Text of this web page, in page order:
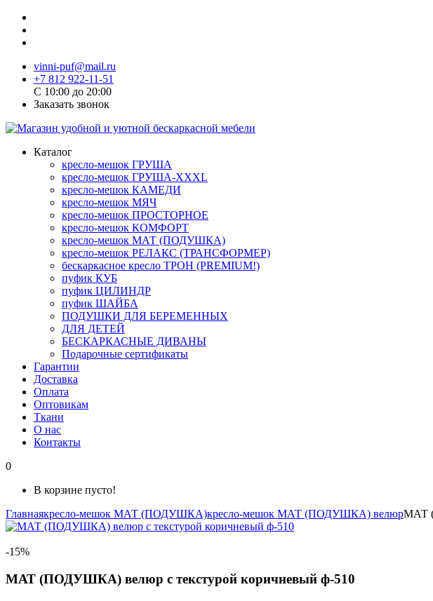
vinni-puf@mail.ru
+7 812 922-11-51
C 10:00 до 20:00
Заказать звонок
Каталог
кресло-мешок ГРУША
кресло-мешок ГРУША-XXXL
кресло-мешок КАМЕДИ
кресло-мешок МЯЧ
кресло-мешок ПРОСТОРНОЕ
кресло-мешок КОМФОРТ
кресло-мешок МАТ (ПОДУШКА)
кресло-мешок РЕЛАКС (ТРАНСФОРМЕР)
бескаркасное кресло ТРОН (PREMIUM!)
пуфик КУБ
пуфик ЦИЛИНДР
пуфик ШАЙБА
ПОДУШКИ ДЛЯ БЕРЕМЕННЫХ
ДЛЯ ДЕТЕЙ
БЕСКАРКАСНЫЕ ДИВАНЫ
Подарочные сертификаты
Гарантии
Доставка
Оплата
Оптовикам
Ткани
О нас
Контакты
0
В корзине пусто!
Главнаякресло-мешок МАТ (ПОДУШКА)кресло-мешок МАТ (ПОДУШКА) велюрМАТ
-15%
МАТ (ПОДУШКА) велюр с текстурой коричневый ф-510